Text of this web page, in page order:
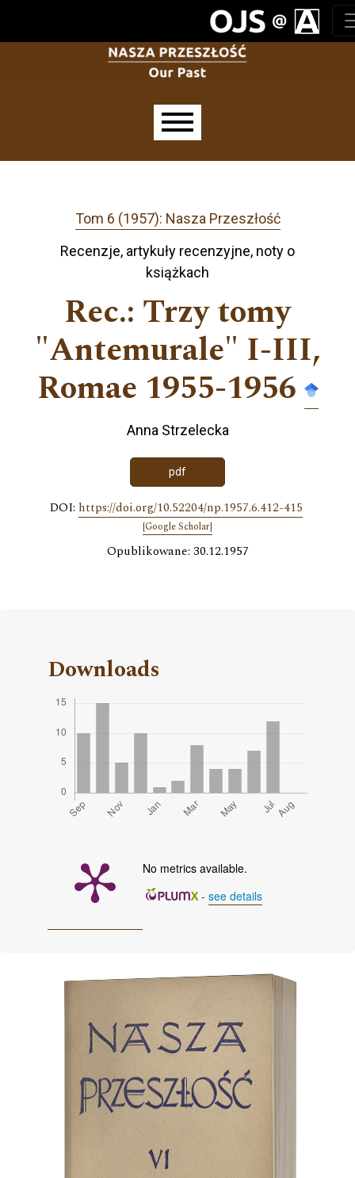
Tom 6 (1957): Nasza Przeszłość
Recenzje, artykuły recenzyjne, noty o
książkach
Rec.: Trzy tomy
"Antemurale" I-III,
Romae 1955-1956
Anna Strzelecka
pdf
DOI: https://doi.org/10.52204/np.1957.6.412-415
[Google Scholar]
Opublikowane: 30.12.1957
Downloads
No metrics available.
- see details